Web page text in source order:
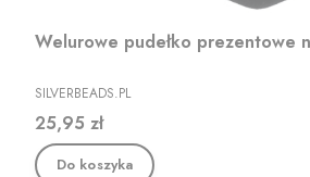
Welurowe pudełko prezentowe
PRODUCENT
SILVERBEADS.PL
Cena
25,95 zł
Do koszyka